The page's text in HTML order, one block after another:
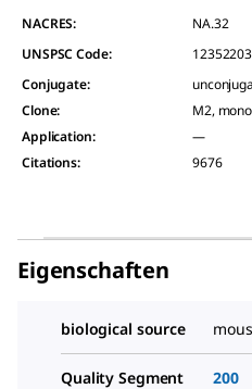
NACRES:
NA.32
UNSPSC Code:
12352203
Conjugate:
Clone:
M2,
Application:
—
Citations: 9676
Eigenschaften
biological source
Quality Segment 200